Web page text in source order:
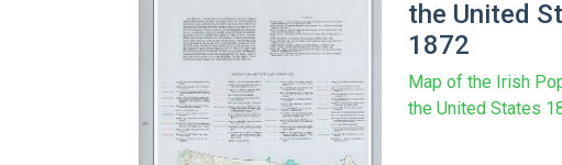
the United
1872
Map of the Irish
the United States